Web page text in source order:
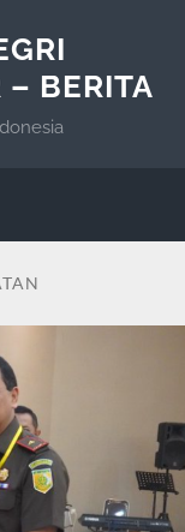
– BERITA